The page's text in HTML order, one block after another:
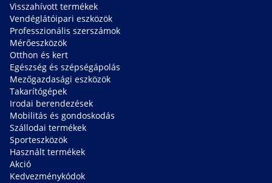
Visszahívott termékek
Vendéglátóipari eszközök
Professzionális szerszámok
Mérőeszközök
Otthon és kert
Egészség és szépségápolás
Mezőgazdasági eszközök
Takarítógépek
Irodai berendezések
Mobilitás és gondoskodás
Szállodai termékek
Sporteszközök
Használt termékek
Akció
Kedvezménykódok